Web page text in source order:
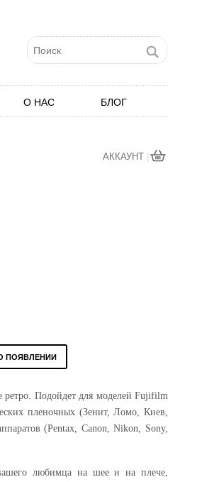
АККАУНТ |
О НАС БЛОГ
ПОЯВЛЕНИИ
ретро. Подойдет для моделей Fujifilm
пленочных (Зенит, Ломо, Киев,
(Pentax, Canon, Nikon, Sony,
любимца на шее и на плече,